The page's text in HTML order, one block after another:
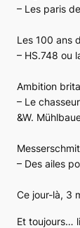
– Les paris
Les 100 ans
– HS.748 ou
Ambition
– Le
&W.
– Des ailes
Ce jour-là, 3
Et toujours…